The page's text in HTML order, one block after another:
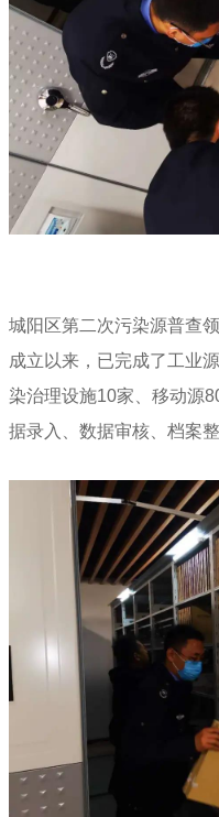
城阳区第二次污染源普查
成立以来，已完成了工业
染治理设施10家、移动源
据录入、数据审核、档案整